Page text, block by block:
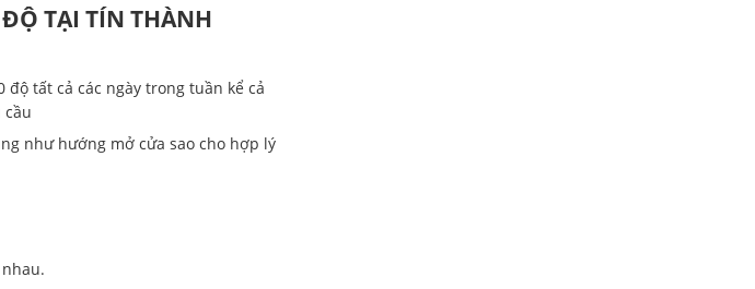
TẠI TÍN THÀNH
tất cả các ngày trong tuần kể cả
cầu
như hướng mở cửa sao cho hợp lý